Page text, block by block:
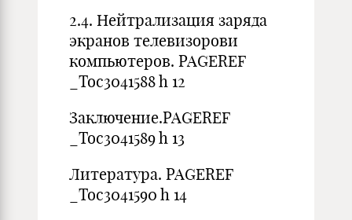
2.4. Нейтрализация заряда
экранов телевизорови
компьютеров. PAGEREF
_Toc3041588 h 12
Заключение.PAGEREF
_Toc3041589 h 13
Литература. PAGEREF
_Toc3041590 h 14